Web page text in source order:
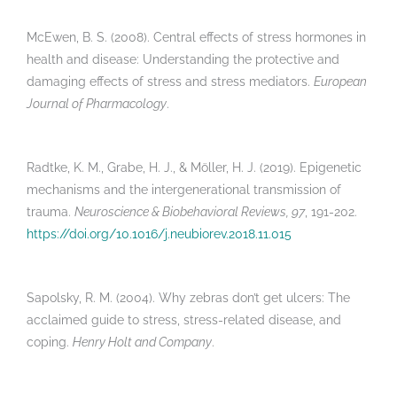
McEwen, B. S. (2008). Central effects of stress hormones in
health and disease: Understanding the protective and
damaging effects of stress and stress mediators. European
Journal of Pharmacology.
Radtke, K. M., Grabe, H. J., & Möller, H. J. (2019). Epigenetic
mechanisms and the intergenerational transmission of
trauma. Neuroscience & Biobehavioral Reviews, 97, 191-202.
https://doi.org/10.1016/j.neubiorev.2018.11.015
Sapolsky, R. M. (2004). Why zebras don’t get ulcers: The
acclaimed guide to stress, stress-related disease, and
coping. Henry Holt and Company.